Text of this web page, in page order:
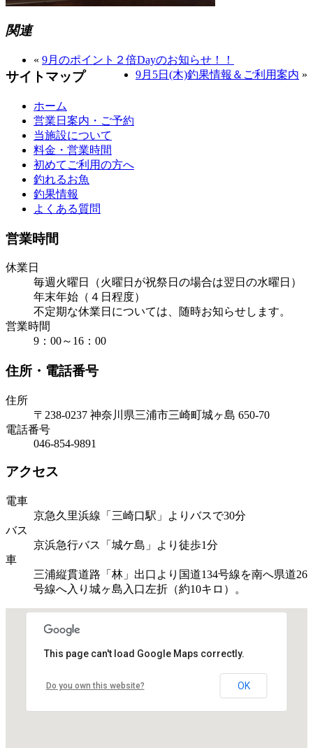
関連
« 9月のポイント２倍Dayのお知らせ！！
9月5日(木)釣果情報＆ご利用案内 »
サイトマップ
ホーム
営業日案内・ご予約
当施設について
料金・営業時間
初めてご利用の方へ
釣れるお魚
釣果情報
よくある質問
営業時間
休業日
毎週火曜日（火曜日が祝祭日の場合は翌日の水曜日）
年末年始（４日程度）
不定期な休業日については、随時お知らせします。
営業時間
9：00～16：00
住所・電話番号
住所
〒238-0237 神奈川県三浦市三崎町城ヶ島 650-70
電話番号
046-854-9891
アクセス
電車
京急久里浜線「三崎口駅」よりバスで30分
バス
京浜急行バス「城ケ島」より徒歩1分
車
三浦縦貫道路「林」出口より国道134号線を南へ県道26
号線へ入り城ヶ島入口左折（約10キロ）。
受け付けはこちら
This page can't load Google Maps correctly.
Do you own this website? OK